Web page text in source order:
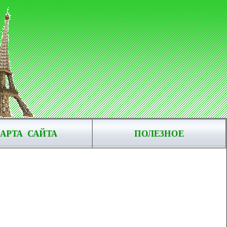
САЙТА ПОЛЕЗНОЕ